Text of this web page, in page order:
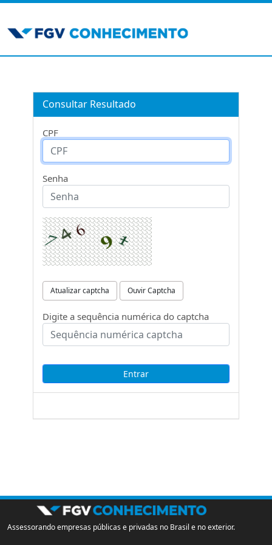
Consultar Resultado
CPF
Senha
Atualizar captcha Ouvir Captcha
Digite a sequência numérica do captcha
Assessorando empresas públicas e privadas no Brasil e no exterior.